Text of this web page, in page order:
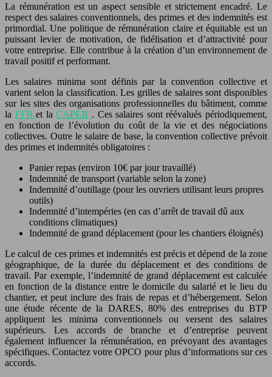
La rémunération est un aspect sensible et strictement encadré. Le
respect des salaires conventionnels, des primes et des indemnités est
primordial. Une politique de rémunération claire et équitable est un
puissant levier de motivation, de fidélisation et d’attractivité pour
votre entreprise. Elle contribue à la création d’un environnement de
travail positif et performant.
Les salaires minima sont définis par la convention collective et
varient selon la classification. Les grilles de salaires sont disponibles
sur les sites des organisations professionnelles du bâtiment, comme
la FFBet laCAPEB . Ces salaires sont réévalués périodiquement,
en fonction de l’évolution du coût de la vie et des négociations
collectives. Outre le salaire de base, la convention collective prévoit
des primes et indemnités obligatoires :
Panier repas (environ 10€ par jour travaillé)
Indemnité de transport (variable selon la zone)
Indemnité d’outillage (pour les ouvriers utilisant leurs propres
outils)
Indemnité d’intempéries (en cas d’arrêt de travail dû aux
conditions climatiques)
Indemnité de grand déplacement (pour les chantiers éloignés)
Le calcul de ces primes et indemnités est précis et dépend de la zone
géographique, de la durée du déplacement et des conditions de
travail. Par exemple, l’indemnité de grand déplacement est calculée
en fonction de la distance entre le domicile du salarié et le lieu du
chantier, et peut inclure des frais de repas et d’hébergement. Selon
une étude récente de la DARES, 80% des entreprises du BTP
appliquent les minima conventionnels ou versent des salaires
supérieurs. Les accords de branche et d’entreprise peuvent
également influencer la rémunération, en prévoyant des avantages
spécifiques. Contactez votre OPCO pour plus d’informations sur ces
accords.